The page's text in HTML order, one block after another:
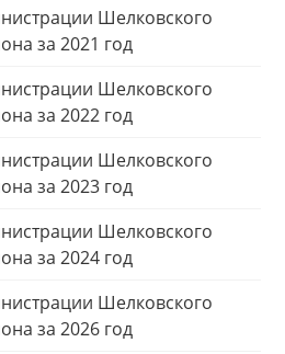
Шелковского
за 2021 год
Шелковского
за 2022 год
Шелковского
за 2023 год
Шелковского
за 2024 год
Шелковского
за 2026 год